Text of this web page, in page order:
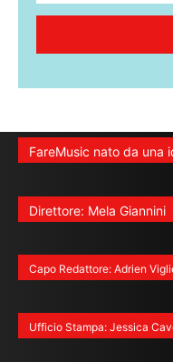
FareMusic nato da una
Direttore: Mela Giannini
Capo Redattore: Adrien
Ufficio Stampa: Jessica